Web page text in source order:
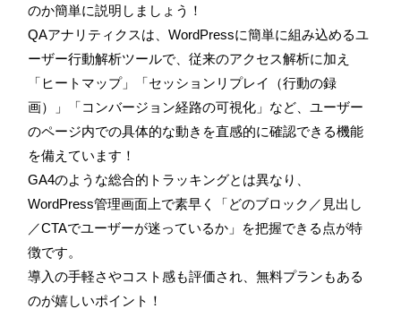
のか簡単に説明しましょう！
QAアナリティクスは、WordPressに簡単に組み込めるユ
ーザー行動解析ツールで、従来のアクセス解析に加え
「ヒートマップ」「セッションリプレイ（行動の録
画）」「コンバージョン経路の可視化」など、ユーザー
のページ内での具体的な動きを直感的に確認できる機能
を備えています！
GA4のような総合的トラッキングとは異なり、
WordPress管理画面上で素早く「どのブロック／見出し
／CTAでユーザーが迷っているか」を把握できる点が特
徴です。
導入の手軽さやコスト感も評価され、無料プランもある
のが嬉しいポイント！